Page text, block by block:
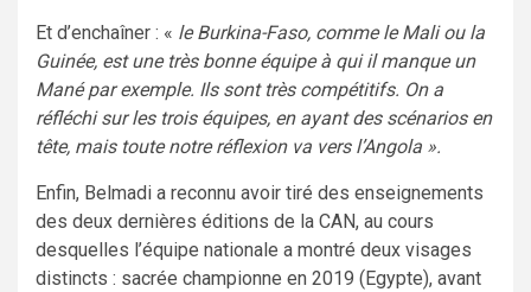
Et d’enchaîner : « le Burkina-Faso, comme le Mali ou la
Guinée, est une très bonne équipe à qui il manque un
Mané par exemple. Ils sont très compétitifs. On a
réfléchi sur les trois équipes, en ayant des scénarios en
tête, mais toute notre réflexion va vers l’Angola ».
Enfin, Belmadi a reconnu avoir tiré des enseignements
des deux dernières éditions de la CAN, au cours
desquelles l’équipe nationale a montré deux visages
distincts : sacrée championne en 2019 (Egypte), avant